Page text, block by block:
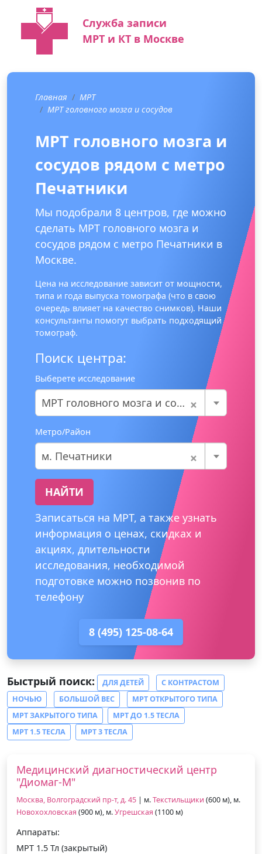
Служба записи
МРТ и КТ в Москве
Главная
МРТ
МРТ головного мозга и сосудов
МРТ головного мозга и
сосудов рядом с метро
Печатники
Мы подобрали 8 центров, где можно
сделать МРТ головного мозга и
сосудов рядом с метро Печатники в
Москве.
Цена на исследование зависит от мощности,
типа и года выпуска томографа (что в свою
очередь влияет на качество снимков). Наши
консультанты помогут выбрать подходящий
томограф.
Поиск центра:
Выберете исследование
×
МРТ головного мозга и сосудов
Метро/Район
×
м. Печатники
НАЙТИ
Записаться на МРТ, а также узнать
информация о ценах, скидках и
акциях, длительности
исследования, необходимой
подготовке можно позвонив по
телефону
8 (495) 125-08-64
Быстрый поиск: ДЛЯ ДЕТЕЙ
С КОНТРАСТОМ
НОЧЬЮ
БОЛЬШОЙ ВЕС
МРТ ОТКРЫТОГО ТИПА
МРТ ЗАКРЫТОГО ТИПА
МРТ ДО 1.5 ТЕСЛА
МРТ 1.5 ТЕСЛА
МРТ 3 ТЕСЛА
Медицинский диагностический центр
"Диомаг-М"
Москва, Волгоградский пр-т, д. 45 | м.Текстильщики (600 м), м.
Новохохловская (900 м), м.Угрешская (1100 м)
Аппараты:
МРТ 1.5 Тл (закрытый)